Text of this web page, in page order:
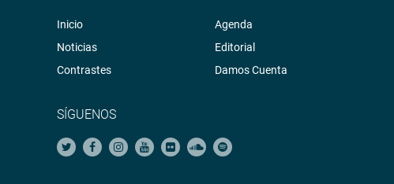
Inicio
Noticias
Contrastes
Agenda
Editorial
Damos Cuenta
SÍGUENOS